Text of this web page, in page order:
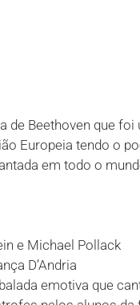
de Beethoven que
Europeia tendo o
em todo o
e Michael Pollack
D’Andria
emotiva que